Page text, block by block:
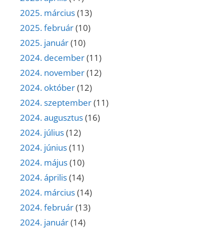
2025. március(13)
2025. február(10)
2025. január(10)
2024. december(11)
2024. november(12)
2024. október(12)
2024. szeptember(11)
2024. augusztus(16)
2024. július(12)
2024. június(11)
2024. május(10)
2024. április(14)
2024. március(14)
2024. február(13)
2024. január(14)